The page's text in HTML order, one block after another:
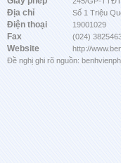
Địa chỉ Số 1 Triệu
Điện thoại 19001029
Fax (024)
Website
http://
Đề nghị ghi rõ nguồn: